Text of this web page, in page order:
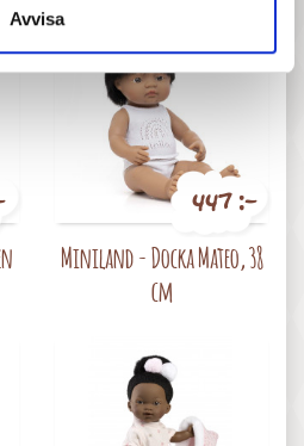
Avvisa
447 :-
Miniland - Docka Mateo, 38
cm